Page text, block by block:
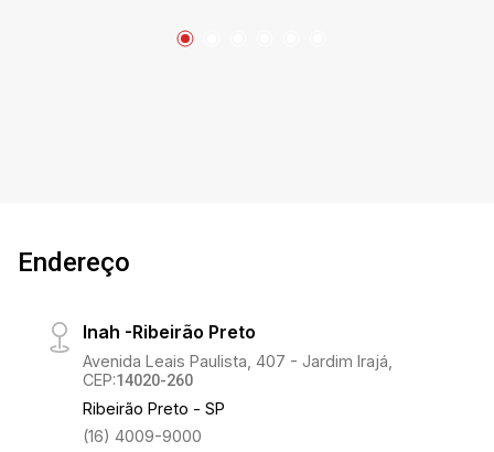
Endereço
Inah -Ribeirão Preto
Avenida Leais Paulista, 407 - Jardim Irajá,
CEP:14020-260
Ribeirão Preto - SP
(16) 4009-9000